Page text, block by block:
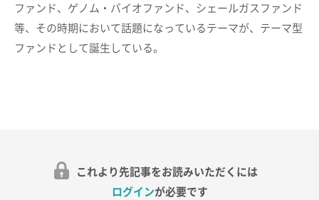
ファンド、ゲノム・バイオファンド、シェールガスファンド
等、その時期において話題になっているテーマが、テーマ型
ファンドとして誕生している。
これより先記事をお読みいただくには
ログインが必要です